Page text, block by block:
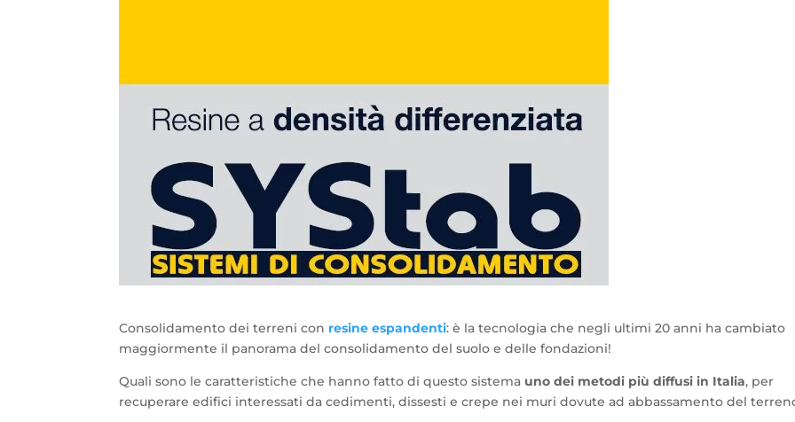
Consolidamento dei terreni con resine espandenti: è la tecnologia che negli ultimi 20 anni ha cambiato
maggiormente il panorama del consolidamento del suolo e delle fondazioni!
Quali sono le caratteristiche che hanno fatto di questo sistema uno dei metodi più diffusi in Italia, per
recuperare edifici interessati da cedimenti, dissesti e crepe nei muri dovute ad abbassamento del